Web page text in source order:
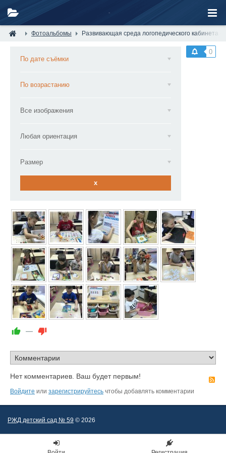
Фотоальбомы Развивающая среда логопедического кабинета
0
По дате съёмки
По возрастанию
Все изображения
Любая ориентация
Размер
x
—
Нет комментариев. Ваш будет первым!
Войдите или зарегистрируйтесь чтобы добавлять комментарии
РЖД детский сад № 59 © 2026